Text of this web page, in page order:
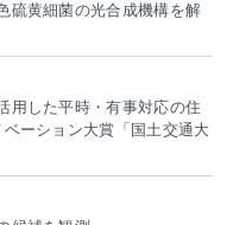
硫黄細菌の光合成機構を解
用した平時・有事対応の住
ーション大賞「国土交通大